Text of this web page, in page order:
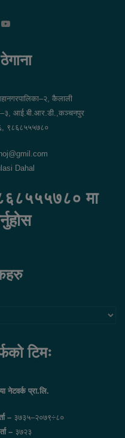
YouTube
कैलाली
आई.बी.आर.डी.,कञ्चनपुर
९८६८५५५७८०
Dahal
मा
टिमः
नेटवर्क प्रा.लि.
– ३७३५–२०७९÷८०
– ३७२३